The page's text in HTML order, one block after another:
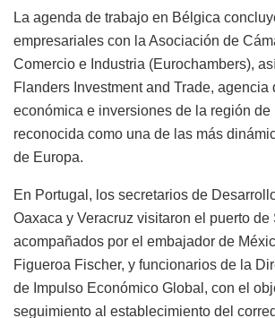
La agenda de trabajo en Bélgica
empresariales con la Asociación de
Comercio e Industria (Eurochambers),
Flanders Investment and Trade, agencia
económica e inversiones de la región de
reconocida como una de las más
de Europa.
En Portugal, los secretarios de
Oaxaca y Veracruz visitaron el puerto de
acompañados por el embajador de
Figueroa Fischer, y funcionarios de la
de Impulso Económico Global, con el
seguimiento al establecimiento del